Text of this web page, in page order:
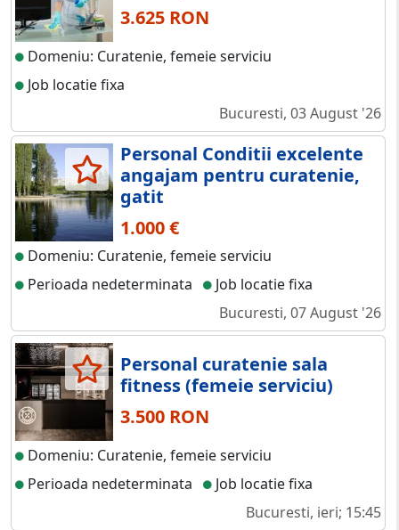
3.625 RON
Domeniu: Curatenie, femeie serviciu
Job locatie fixa
Bucuresti, 03 August '26
Personal Conditii excelente
angajam pentru curatenie,
gatit
1.000 €
Domeniu: Curatenie, femeie serviciu
Perioada nedeterminata
Job locatie fixa
Bucuresti, 07 August '26
Personal curatenie sala
fitness (femeie serviciu)
3.500 RON
Domeniu: Curatenie, femeie serviciu
Perioada nedeterminata
Job locatie fixa
Bucuresti, ieri; 15:45